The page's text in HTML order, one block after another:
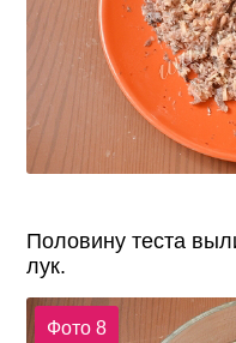
Половину теста
лук.
Фото 8